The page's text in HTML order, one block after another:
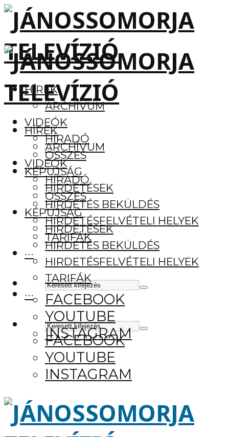
HÍREK
ARCHÍVUM
VIDEÓK
HÍRADÓ
ÖSSZES
KÉPÚJSÁG
HIRDETÉSEK
HIRDETÉS BEKÜLDÉS
HIRDETÉSFELVÉTELI HELYEK
TARIFÁK
···
FACEBOOK
YOUTUBE
INSTAGRAM
HÍREK
ARCHÍVUM
VIDEÓK
HÍRADÓ
ÖSSZES
KÉPÚJSÁG
HIRDETÉSEK
HIRDETÉS BEKÜLDÉS
HIRDETÉSFELVÉTELI HELYEK
TARIFÁK
···
FACEBOOK
YOUTUBE
INSTAGRAM